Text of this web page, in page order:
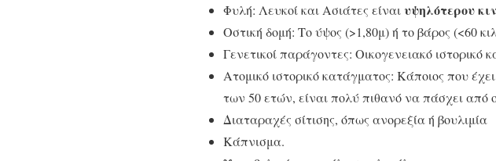
Φυλή: Λευκοί και Ασιάτες είναιυψηλότερου
Οστική δομή: Το ύψος (>1,80μ) ή το βάρος (<60
Γενετικοί παράγοντες: Οικογενειακό ιστορικό
Ατομικό ιστορικό κατάγματος: Κάποιος που
των 50 ετών, είναι πολύ πιθανό να πάσχει από
Διαταραχές σίτισης, όπως ανορεξία ή βουλιμία
Κάπνισμα.